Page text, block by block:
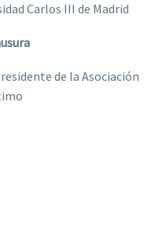
Carlos III de Madrid
de la Asociación